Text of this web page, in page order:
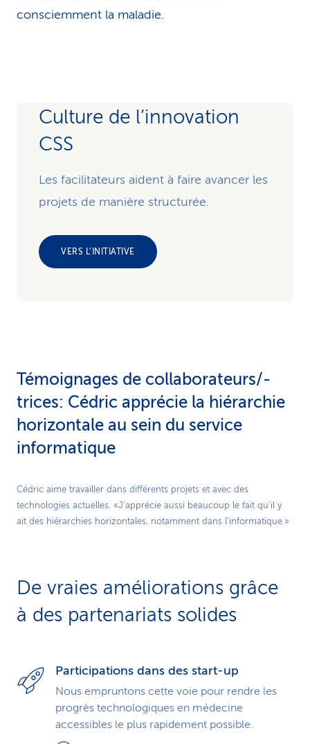
consciemment la maladie.
Culture de l’innovation
CSS
Les facilitateurs aident à faire avancer les
projets de manière structurée.
VERS L’INITIATIVE
Témoignages de collabora­teurs/-
trices: Cédric apprécie la hiérarchie
horizontale au sein du service
informatique
Play
Video
Cédric aime travailler dans différents projets et avec des
technologies actuelles. «J’apprécie aussi beaucoup le fait qu’il y
ait des hiérarchies horizontales, notamment dans l’informatique.»
De vraies améliorations grâce
à des partenariats solides
Participations dans des start-up
Nous empruntons cette voie pour rendre les
progrès technologiques en médecine
accessibles le plus rapidement possible.